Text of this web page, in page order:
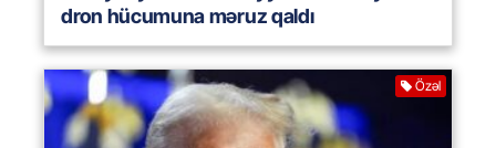
dron hücumuna məruz qaldı
Özəl